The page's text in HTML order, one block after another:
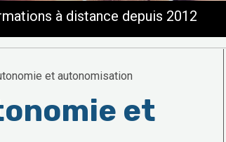
à distance depuis 2012
et autonomisation
et